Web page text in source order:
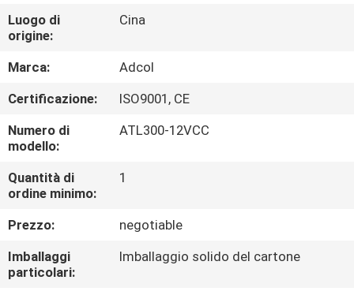
CIRCA
NOI
GIRO
DELLA
FABBRICA
CONTROLLO
DI
QUALITÀ
Luogo di
origine:
Cina
Marca:
Adcol
Certificazione:
ISO9001, CE
Numero di
modello:
ATL300-12VCC
Quantità di
ordine minimo:
1
Prezzo:
negotiable
Imballaggi
particolari:
Imballaggio solido del cartone